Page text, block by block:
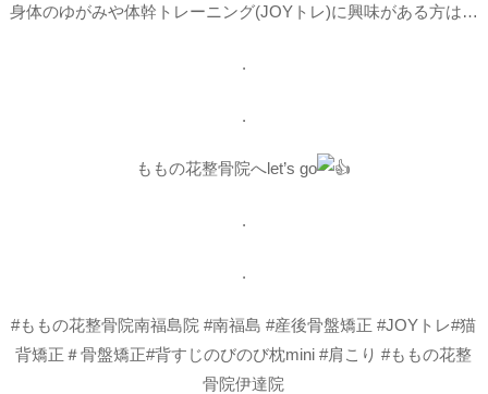
身体のゆがみや体幹トレーニング(JOYトレ)に興味がある方は…
.
.
ももの花整骨院へlet’s go
.
.
#ももの花整骨院南福島院 #南福島 #産後骨盤矯正 #JOYトレ#猫
背矯正＃骨盤矯正#背すじのびのび枕mini #肩こり #ももの花整
骨院伊達院